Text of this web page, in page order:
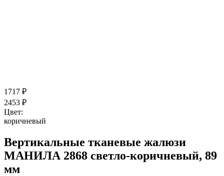
1717 ₽
2453 ₽
Цвет:
коричневый
Вертикальные тканевые жалюзи
МАНИЛА 2868 светло-коричневый, 89
мм